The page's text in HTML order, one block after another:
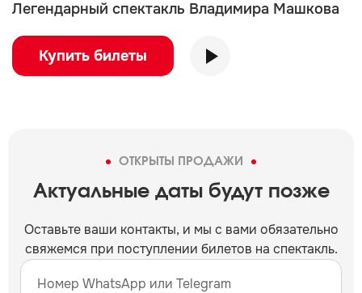
Легендарный спектакль Владимира Машкова
Купить билеты
ОТКРЫТЫ ПРОДАЖИ
Актуальные даты будут позже
Оставьте ваши контакты, и мы c вами обязательно
свяжемся при поступлении билетов на спектакль.